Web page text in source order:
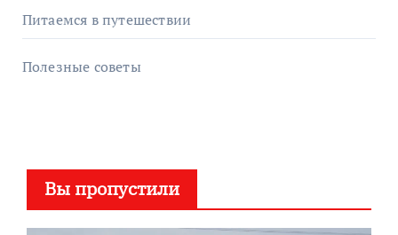
Питаемся в путешествии
Полезные советы
Вы пропустили